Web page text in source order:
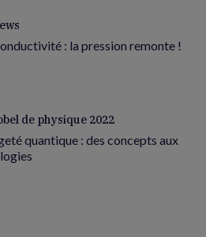
: la pression remonte !
de physique 2022
quantique : des concepts aux